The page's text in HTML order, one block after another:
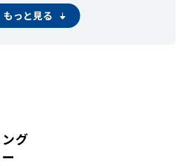
市西東京市瑞穂町
新島村神津島村三宅村
もっと見る
グ